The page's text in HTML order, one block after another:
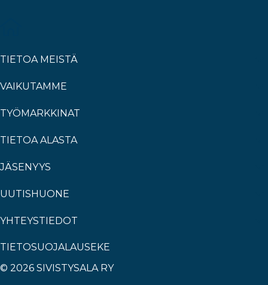
TIETOA MEISTÄ
VAIKUTAMME
TYÖMARKKINAT
TIETOA ALASTA
JÄSENYYS
UUTISHUONE
YHTEYSTIEDOT
TIETOSUOJALAUSEKE
© 2026 SIVISTYSALA RY